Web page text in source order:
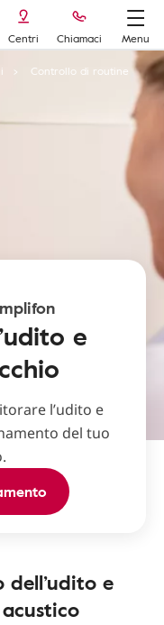
Centri Chiamaci
Menu
Controllo di routine
e
l’udito e
del tuo
e